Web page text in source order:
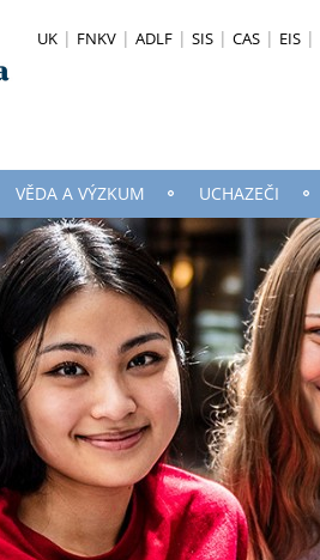
UK FNKV ADLF SIS CAS EIS
VĚDA A VÝZKUM UCHAZEČI